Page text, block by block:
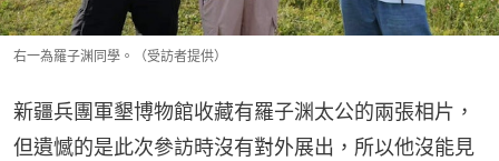
右一為羅子渊同學。（受訪者提供）
新疆兵團軍墾博物館收藏有羅子渊太公的兩張相片，
但遺憾的是此次參訪時沒有對外展出，所以他沒能見